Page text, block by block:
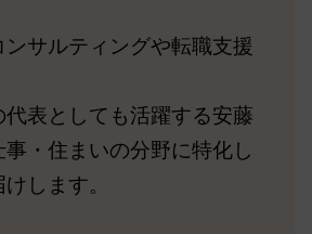
サルティングや転職支援
表としても活躍する安藤
・住まいの分野に特化し
します。